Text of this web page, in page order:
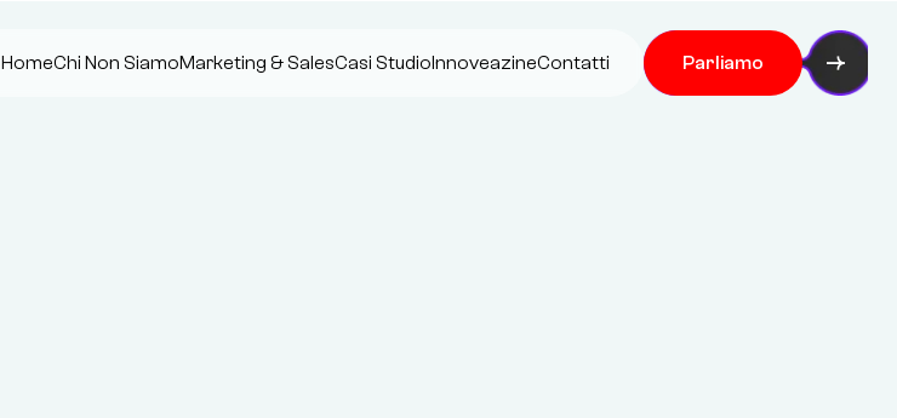
HomeChi Non SiamoMarketing & SalesCasi StudioInnoveazineContatti Parliamo